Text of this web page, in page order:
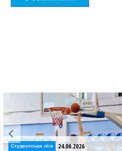
Студентська ліга 24.06.2026